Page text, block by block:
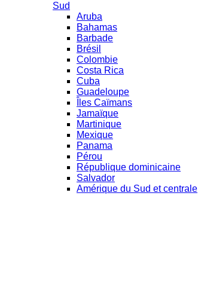
Sud
Aruba
Bahamas
Barbade
Brésil
Colombie
Costa Rica
Cuba
Guadeloupe
Îles Caïmans
Jamaïque
Martinique
Mexique
Panama
Pérou
République dominicaine
Salvador
Amérique du Sud et centrale